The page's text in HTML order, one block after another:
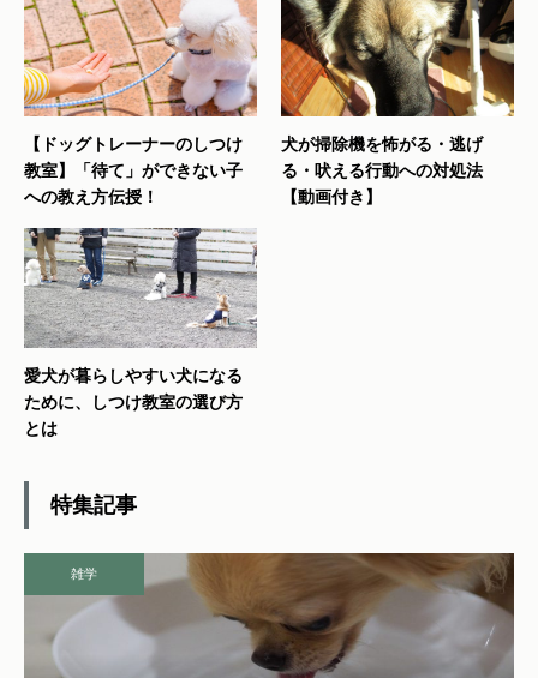
【ドッグトレーナーのしつけ
教室】「待て」ができない子
への教え方伝授！
犬が掃除機を怖がる・逃げ
る・吠える行動への対処法
【動画付き】
愛犬が暮らしやすい犬になる
ために、しつけ教室の選び方
とは
特集記事
雑学